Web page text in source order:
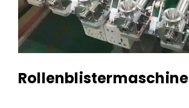
Rollenblistermaschine